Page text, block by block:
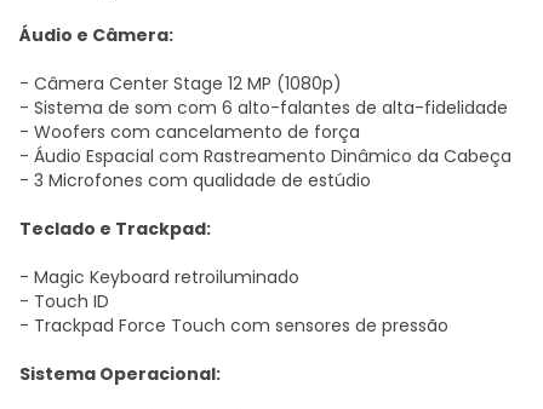
Áudio e Câmera:
- Câmera Center Stage 12 MP (1080p)
- Sistema de som com 6 alto-falantes de alta-fidelidade
- Woofers com cancelamento de força
- Áudio Espacial com Rastreamento Dinâmico da Cabeça
- 3 Microfones com qualidade de estúdio
Teclado e Trackpad:
- Magic Keyboard retroiluminado
- Touch ID
- Trackpad Force Touch com sensores de pressão
Sistema Operacional: